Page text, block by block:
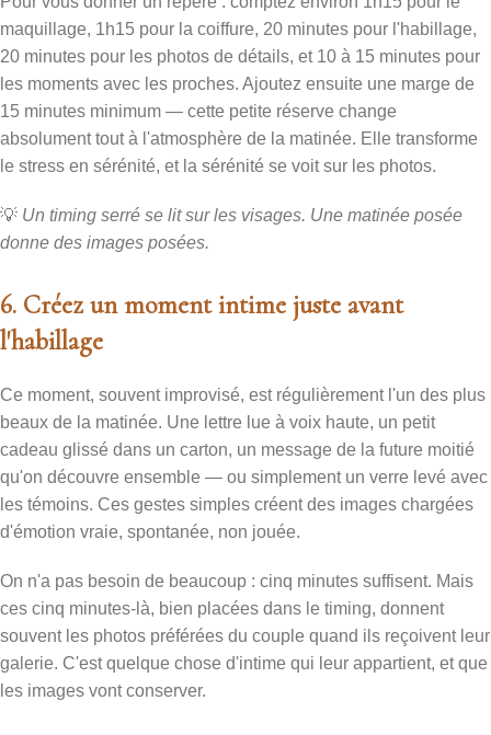
maquillage, 1h15 pour la coiffure, 20 minutes pour l'habillage,
20 minutes pour les photos de détails, et 10 à 15 minutes pour
les moments avec les proches. Ajoutez ensuite une marge de
15 minutes minimum — cette petite réserve change
absolument tout à l'atmosphère de la matinée. Elle transforme
le stress en sérénité, et la sérénité se voit sur les photos.
💡 Un timing serré se lit sur les visages. Une matinée posée
donne des images posées.
6. Créez un moment intime juste avant
l'habillage
Ce moment, souvent improvisé, est régulièrement l'un des plus
beaux de la matinée. Une lettre lue à voix haute, un petit
cadeau glissé dans un carton, un message de la future moitié
qu'on découvre ensemble — ou simplement un verre levé avec
les témoins. Ces gestes simples créent des images chargées
d'émotion vraie, spontanée, non jouée.
On n'a pas besoin de beaucoup : cinq minutes suffisent. Mais
ces cinq minutes-là, bien placées dans le timing, donnent
souvent les photos préférées du couple quand ils reçoivent leur
galerie. C'est quelque chose d'intime qui leur appartient, et que
les images vont conserver.